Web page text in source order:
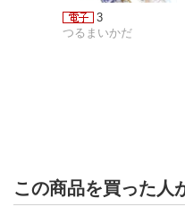
3
つるまいかだ
この商品を買った人